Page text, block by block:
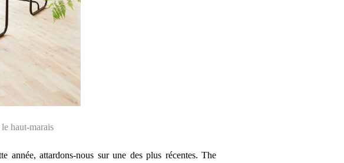
haut-marais
année, attardons-nous sur une des plus récentes. The